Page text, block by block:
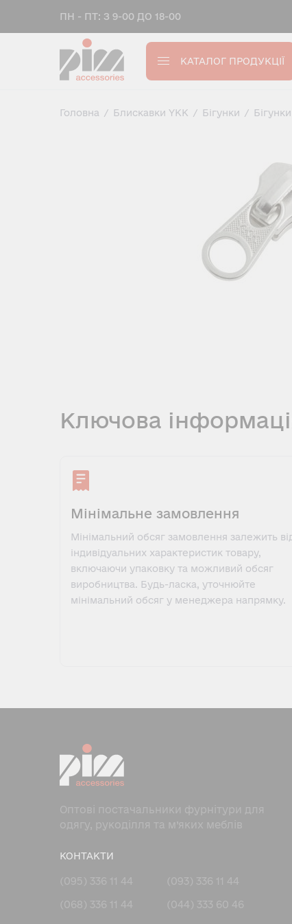
ПН - ПТ: З 9-00 ДО 18-00
КАТАЛОГ ПРОДУКЦІЇ
Головна / Блискавки YKK / Бігунки /
Ключова
Мінімальне замовлення
Мінімальний обсяг замовлення залежить
індивідуальних характеристик товару,
включаючи упаковку та можливий обсяг
виробництва. Будь-ласка, уточнюйте
мінімальний обсяг у менеджера напрямку.
Оптові постачальники фурнітури для
одягу, рукоділля та м’яких меблів
КОНТАКТИ
(095) 336 11 44
(093) 336 11 44
(068) 336 11 44
(044) 333 60 46